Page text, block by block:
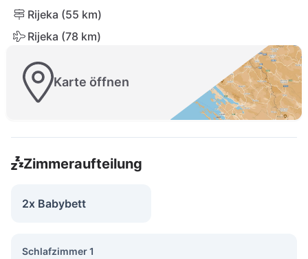
Rijeka (55 km)
Rijeka (78 km)
Karte öffnen
Zimmeraufteilung
2x Babybett
Schlafzimmer 1